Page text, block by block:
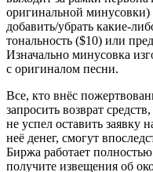
оригинальной
добавить/убрать какие-
тональность ($10) или
Изначально минусовка
с оригиналом песни.
Все, кто внёс
запросить возврат
не успел оставить заявку
неё денег, смогут
Биржа работает
получите извещения об